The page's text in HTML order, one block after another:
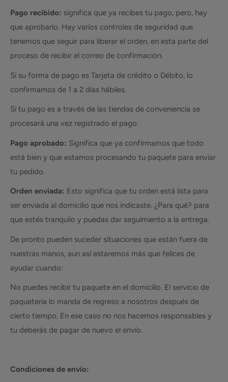
Pago recibido: significa que ya recibes tu pago, pero, hay
que aprobarlo. Hay varios controles de seguridad que
tenemos que seguir para liberar el orden, en esta parte del
proceso de recibir el correo de confirmación.
Si su forma de pago es Tarjeta de crédito o Débito, lo
confirmamos de 1 a 2 días hábiles.
Si tu pago es a través de las tiendas de conveniencia se
procesará una vez registrado el pago.
Pago aprobado: Significa que ya confirmamos que todo
está bien y que estamos procesando tu paquete para enviar
tu pedido.
Orden enviada: Esto significa que tu orden está lista para
ser enviada al domicilio que nos indicaste. ¿Para qué? para
que estés tranquilo y puedas dar seguimiento a la entrega.
De pronto pueden suceder situaciones que están fuera de
nuestras manos, aun así estaremos más que felices de
ayudar cuando:
No puedes recibir tu paquete en el domicilio. El servicio de
paquetería lo manda de regreso a nosotros después de
cierto tiempo. En ese caso no nos hacemos responsables y
tu deberás de pagar de nuevo el envío.
Condiciones de envío: